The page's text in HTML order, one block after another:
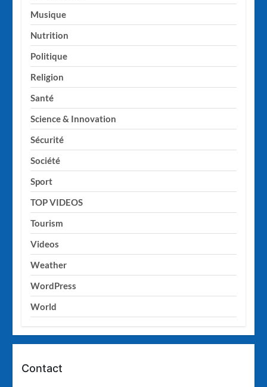
Musique
Nutrition
Politique
Religion
Santé
Science & Innovation
Sécurité
Société
Sport
TOP VIDEOS
Tourism
Videos
Weather
WordPress
World
Contact